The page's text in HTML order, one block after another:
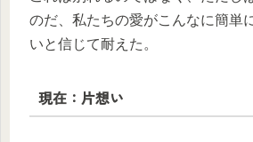
のだ、私たちの愛がこんなに簡単
いと信じて耐えた。
現在：片想い